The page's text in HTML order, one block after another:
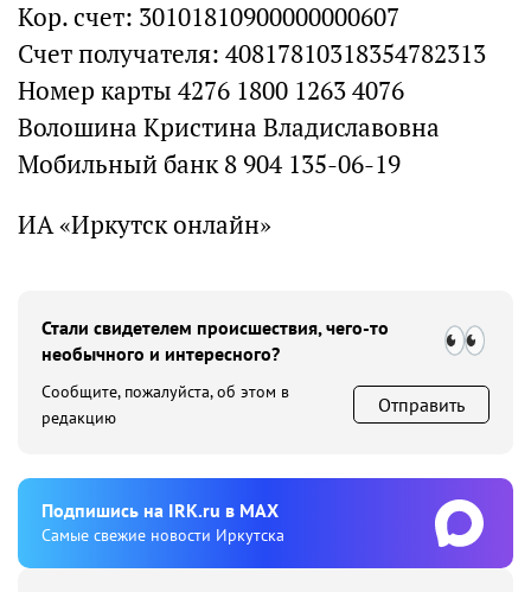
Кор. счет: 30101810900000000607
Счет получателя: 40817810318354782313
Номер карты 4276 1800 1263 4076
Волошина Кристина Владиславовна
Мобильный банк 8 904 135-06-19
ИА «Иркутск онлайн»
Стали свидетелем происшествия, чего-то
необычного и интересного?
Сообщите, пожалуйста, об этом в
редакцию
Отправить
Подпишиcь на IRK.ru в MAX
Cамые свежие новости Иркутска